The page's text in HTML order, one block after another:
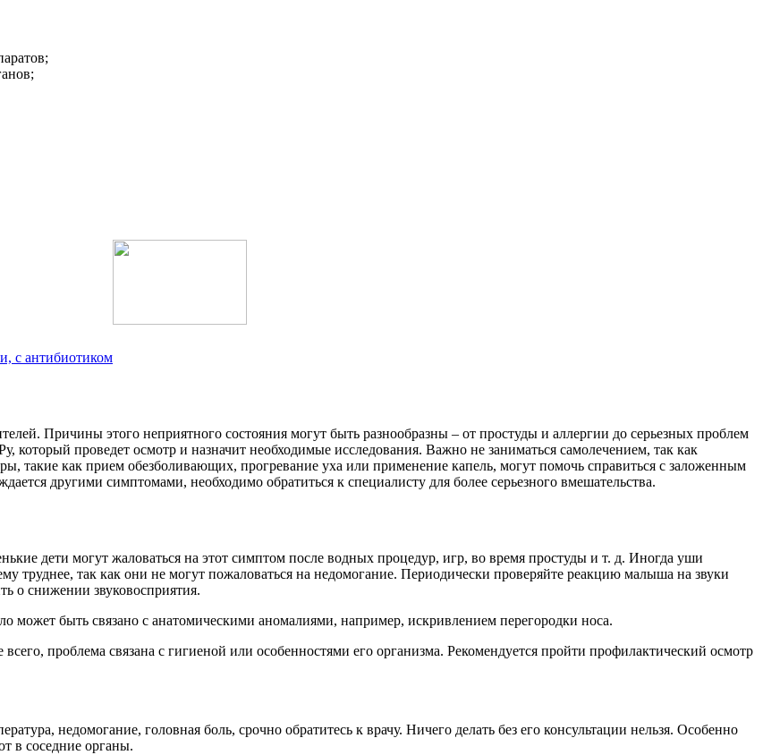
с антибиотиком
Причины этого неприятного состояния могут быть разнообразны – от простуды и аллергии до серьезных проблем
который проведет осмотр и назначит необходимые исследования. Важно не заниматься самолечением, так как
такие как прием обезболивающих, прогревание уха или применение капель, могут помочь справиться с заложенным
другими симптомами, необходимо обратиться к специалисту для более серьезного вмешательства.
дети могут жаловаться на этот симптом после водных процедур, игр, во время простуды и т. д. Иногда уши
труднее, так как они не могут пожаловаться на недомогание. Периодически проверяйте реакцию малыша на звуки
о снижении звуковосприятия.
может быть связано с анатомическими аномалиями, например, искривлением перегородки носа.
проблема связана с гигиеной или особенностями его организма. Рекомендуется пройти профилактический осмотр
недомогание, головная боль, срочно обратитесь к врачу. Ничего делать без его консультации нельзя. Особенно
в соседние органы.